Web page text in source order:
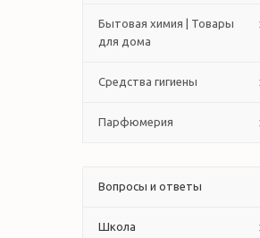
Бытовая химия | Товары
для дома
Средства гигиены
Парфюмерия
Вопросы и ответы
Школа